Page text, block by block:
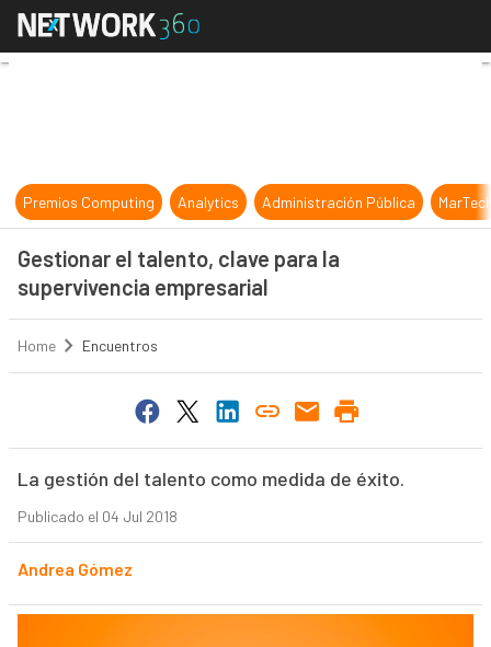
Gestionar el talento, clave para la
Premios Computing Analytics Administración Pública
Gestionar el talento, clave para la
supervivencia empresarial
Home Encuentros
La gestión del talento como medida de éxito.
Publicado el 04 Jul 2018
Andrea Gómez